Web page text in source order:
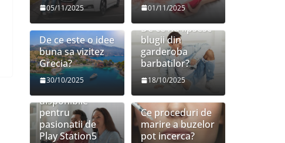
05/11/2025 01/11/2025
De ce este o idee
buna sa vizitez
Grecia?
30/10/2025
De ce nu lipsesc
blugii din
garderoba
barbatilor?
18/10/2025
disponibile
pentru
pasionatii de
Play Station5
Ce proceduri de
marire a buzelor
pot incerca?